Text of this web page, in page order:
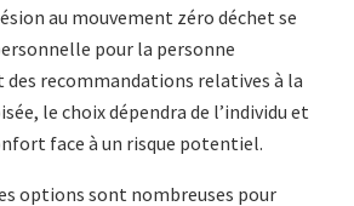
au mouvement zéro déchet se
pour la personne
des recommandations relatives à la
le choix dépendra de l’individu et
face à un risque potentiel.
options sont nombreuses pour